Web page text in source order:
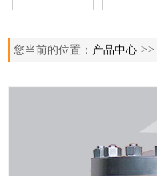
您当前的位置： 产品中心 >>